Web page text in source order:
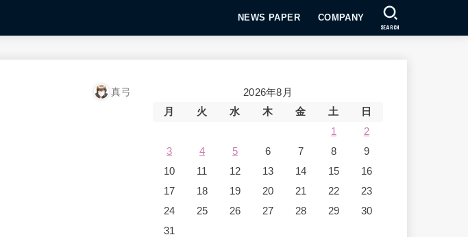
NEWS PAPER COMPANY
SEARCH
真弓
2026年8月
月
火 水 木 金 土
日
1
2
3
4 5 6 7 8
9
10
11 12 13 14 15
16
17
18 19 20 21 22
23
24
25 26 27 28 29
30
31